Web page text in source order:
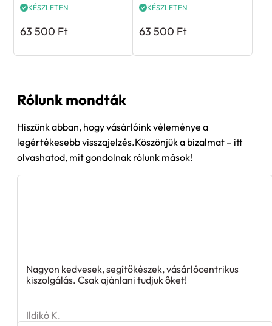
KÉSZLETEN
63 500 Ft
KÉSZLETEN
63 500 Ft
Rólunk mondták
Hiszünk abban, hogy vásárlóink véleménye a
legértékesebb visszajelzés.Köszönjük a bizalmat – itt
olvashatod, mit gondolnak rólunk mások!
Nagyon kedvesek, segítőkészek, vásárlócentrikus
kiszolgálás. Csak ajánlani tudjuk őket!
Ildikó K.